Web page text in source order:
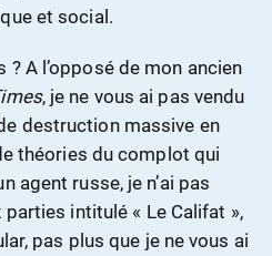
et social.
A l’opposé de mon ancien
, je ne vous ai pas vendu
destruction massive en
théories du complot qui
agent russe, je n’ai pas
intitulé « Le Califat »,
pas plus que je ne vous ai